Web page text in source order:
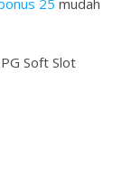
25 mudah
Soft Slot